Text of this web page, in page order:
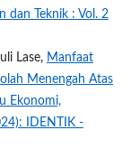
dan Teknik : Vol. 2
Lase, Manfaat
Menengah Atas
Ekonomi,
IDENTIK -